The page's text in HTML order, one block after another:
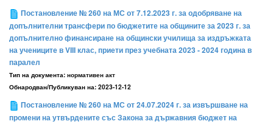
Постановление № 260 на МС от 7.12.2023 г. за одобряване на
допълнителни трансфери по бюджетите на общините за 2023 г. за
допълнително финансиране на общински училища за издръжката
на учениците в VIII клас, приети през учебната 2023 - 2024 година в
паралел
Тип на документа: нормативен акт
Обнародван/Публикуван на: 2023-12-12
Постановление № 260 на МС от 24.07.2024 г. за извършване на
промени на утвърдените със Закона за държавния бюджет на